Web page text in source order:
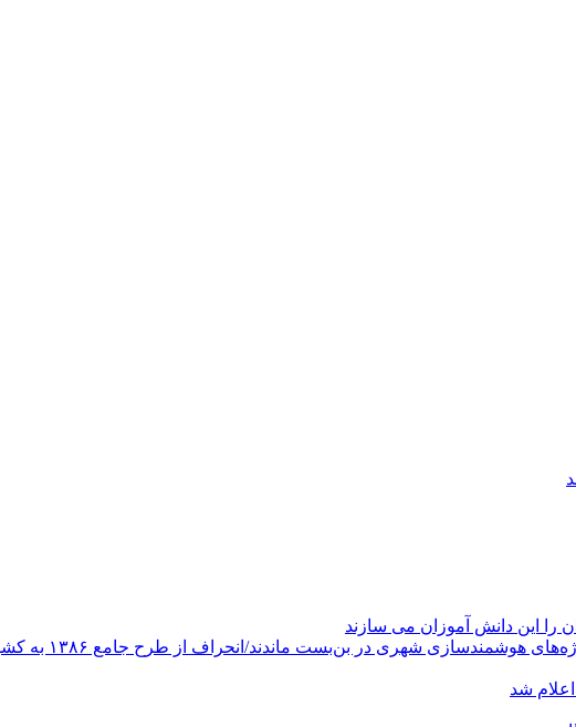
شهری در بن‌بست ماندند/انحراف از طرح جامع ۱۳۸۶ به کشور آسیب زد
شد